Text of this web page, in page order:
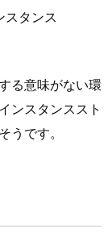
スタンス
る意味がない環
ンスタンススト
です。